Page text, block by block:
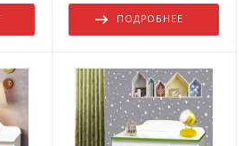
ПОДРОБНЕЕ